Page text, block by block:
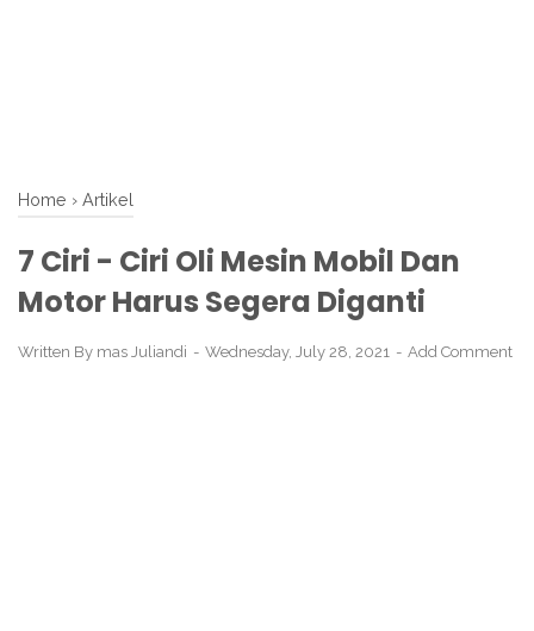
Home › Artikel
7 Ciri - Ciri Oli Mesin Mobil Dan
Motor Harus Segera Diganti
Written By mas Juliandi Wednesday, July 28, 2021 Add Comment